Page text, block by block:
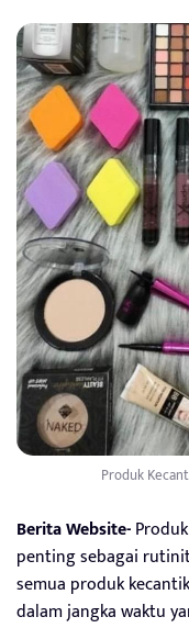
Produk
Berita Website-
penting sebagai
semua produk
dalam jangka waktu